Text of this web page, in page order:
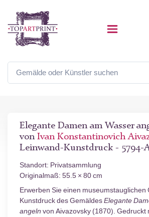
Elegante Damen am Wasser
von Ivan Konstantinovich
Leinwand-Kunstdruck - 5794-
Standort: Privatsammlung
Originalmaß: 55.5 × 80 cm
Erwerben Sie einen museumstauglichen
Kunstdruck des GemäldesElegante
angeln von Aivazovsky (1870). Gedruckt